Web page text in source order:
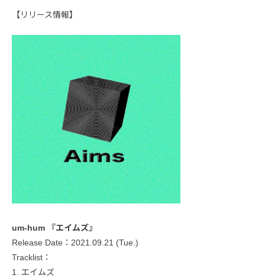
【リリース情報】
um-hum 『エイムズ』
Release Date：2021.09.21 (Tue.)
Tracklist：
1. エイムズ